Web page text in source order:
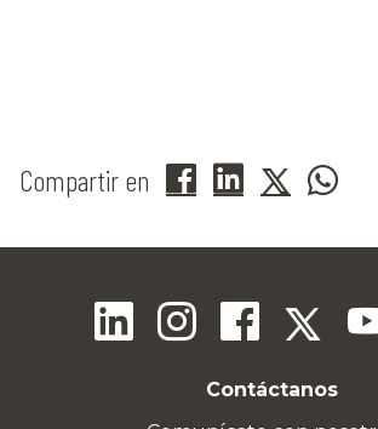
Compartir en
Contáctanos